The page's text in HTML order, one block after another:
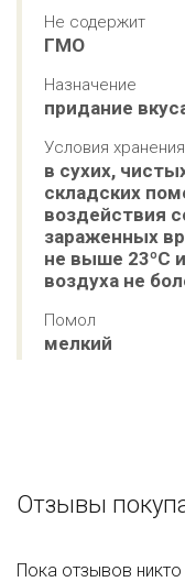
Не содержит
ГМО
Назначение
придание
Условия хранения
в сухих,
складских
воздействия
зараженных
не выше 23ºС
воздуха не
Помол
мелкий
Отзывы
Пока отзывов